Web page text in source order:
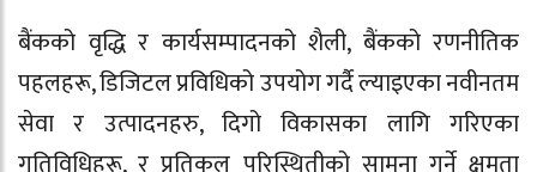
बैंकको वृद्धि र कार्यसम्पादनको शैली, बैंकको रणनीतिक
पहलहरू, डिजिटल प्रविधिको उपयोग गर्दै ल्याइएका नवीनतम
सेवा र उत्पादनहरु, दिगो विकासका लागि गरिएका